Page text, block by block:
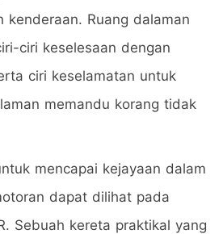
kenderaan. Ruang dalaman
ciri keselesaan dengan
ciri keselamatan untuk
memandu korang tidak
mencapai kejayaan dalam
dapat dilihat pada
Sebuah kereta praktikal yang